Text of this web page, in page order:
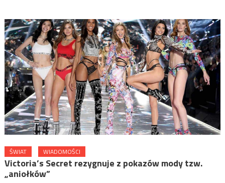
ŚWIAT WIADOMOŚCI
Victoria’s Secret rezygnuje z pokazów mody tzw.
„aniołków”